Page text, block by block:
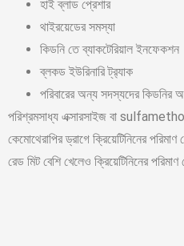
হাই ব্লাড প্রেশার
থাইরয়েডের সমস্যা
কিডনি তে ব্যাকটেরিয়াল ইনফেকশন
ব্লকড ইউরিনারি ট্র‍্যাক
পরিবারের অন্য সদস্যদের কিডনির
পরিশ্রমসাধ্য এক্সারসাইজ বা
কেমোথেরাপির ড্রাগে ক্রিয়েটিনিনের
রেড মিট বেশি খেলেও ক্রিয়েটিনিনের পরিমাণ